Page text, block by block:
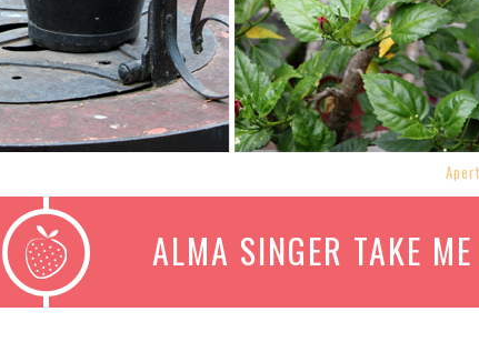
ALMA SINGER TAKE